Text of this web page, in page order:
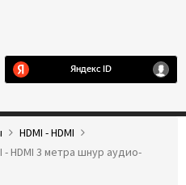
HDMI - HDMI
- HDMI 3 метра шнур аудио-